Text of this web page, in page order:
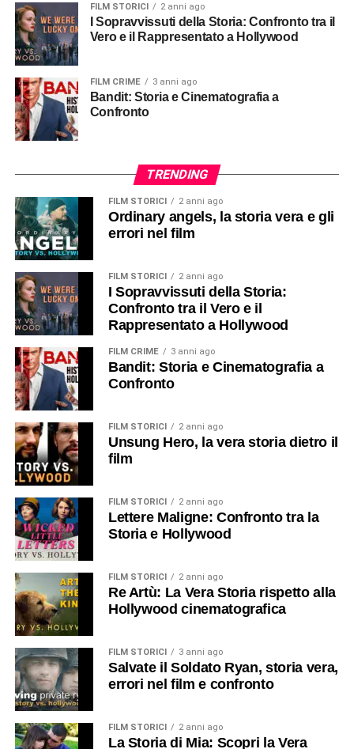
FILM STORICI 2 anni ago
Vero e il Rappresentato a Hollywood
FILM CRIME 3 anni ago
Bandit: Storia e Cinematografia a
Confronto
TRENDING
FILM STORICI 2 anni ago
Ordinary angels, la storia vera e gli
errori nel film
FILM STORICI 2 anni ago
I Sopravvissuti della Storia:
Confronto tra il Vero e il
Rappresentato a Hollywood
FILM CRIME 3 anni ago
Bandit: Storia e Cinematografia a
Confronto
FILM STORICI 2 anni ago
Unsung Hero, la vera storia dietro il
film
FILM STORICI 2 anni ago
Lettere Maligne: Confronto tra la
Storia e Hollywood
FILM STORICI 2 anni ago
Re Artù: La Vera Storia rispetto alla
Hollywood cinematografica
FILM STORICI 3 anni ago
Salvate il Soldato Ryan, storia vera,
errori nel film e confronto
FILM STORICI 2 anni ago
La Storia di Mia: Scopri la Vera